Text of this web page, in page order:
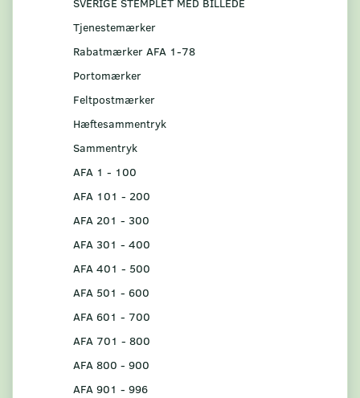
Tjenestemærker
Rabatmærker AFA 1-78
Portomærker
Feltpostmærker
Hæftesammentryk
Sammentryk
AFA 1 - 100
AFA 101 - 200
AFA 201 - 300
AFA 301 - 400
AFA 401 - 500
AFA 501 - 600
AFA 601 - 700
AFA 701 - 800
AFA 800 - 900
AFA 901 - 996